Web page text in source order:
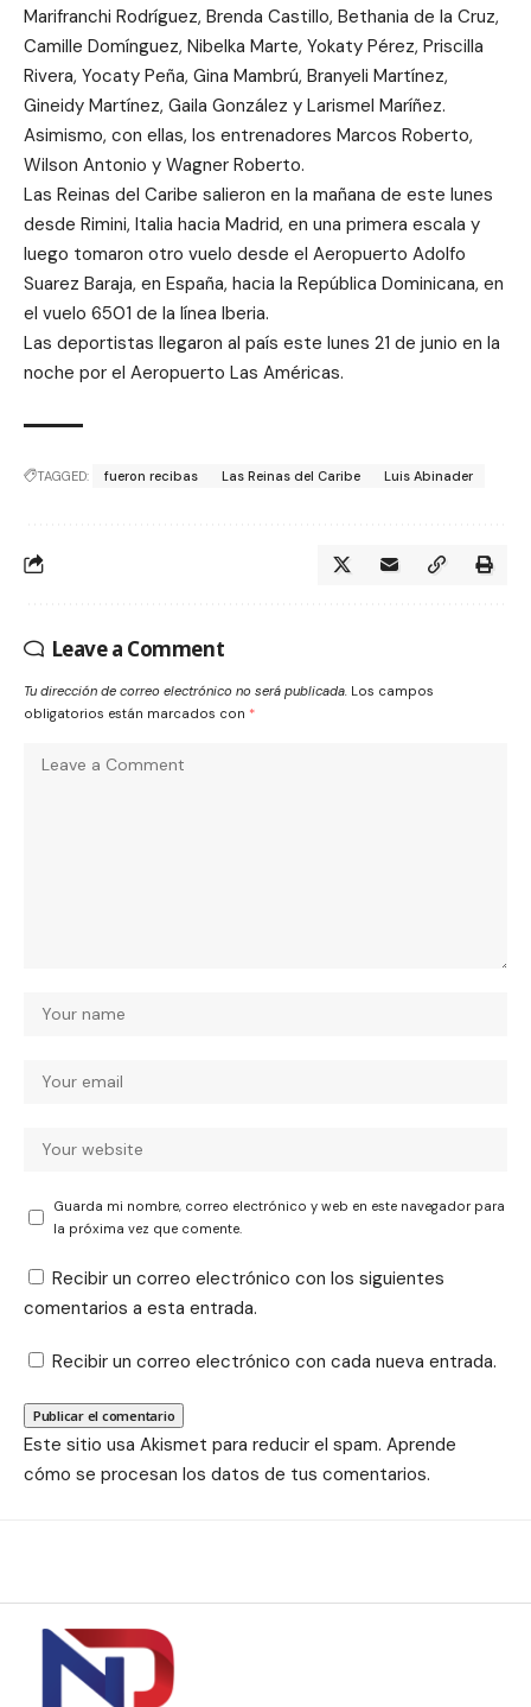
Marifranchi Rodríguez, Brenda Castillo, Bethania de la Cruz,
Camille Domínguez, Nibelka Marte, Yokaty Pérez, Priscilla
Rivera, Yocaty Peña, Gina Mambrú, Branyeli Martínez,
Gineidy Martínez, Gaila González y Larismel Maríñez.
Asimismo, con ellas, los entrenadores Marcos Roberto,
Wilson Antonio y Wagner Roberto.
Las Reinas del Caribe salieron en la mañana de este lunes
desde Rimini, Italia hacia Madrid, en una primera escala y
luego tomaron otro vuelo desde el Aeropuerto Adolfo
Suarez Baraja, en España, hacia la República Dominicana, en
el vuelo 6501 de la línea Iberia.
Las deportistas llegaron al país este lunes 21 de junio en la
noche por el Aeropuerto Las Américas.
TAGGED: fueron recibas Las Reinas del Caribe Luis Abinader
Leave a Comment
Tu dirección de correo electrónico no será publicada. Los campos
obligatorios están marcados con *
Guarda mi nombre, correo electrónico y web en este navegador para
la próxima vez que comente.
Recibir un correo electrónico con los siguientes
comentarios a esta entrada.
Recibir un correo electrónico con cada nueva entrada.
Este sitio usa Akismet para reducir el spam. Aprende
cómo se procesan los datos de tus comentarios.